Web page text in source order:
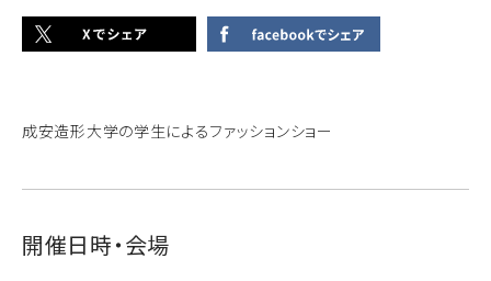
成安造形大学の学生によるファッションショー
開催日時・会場